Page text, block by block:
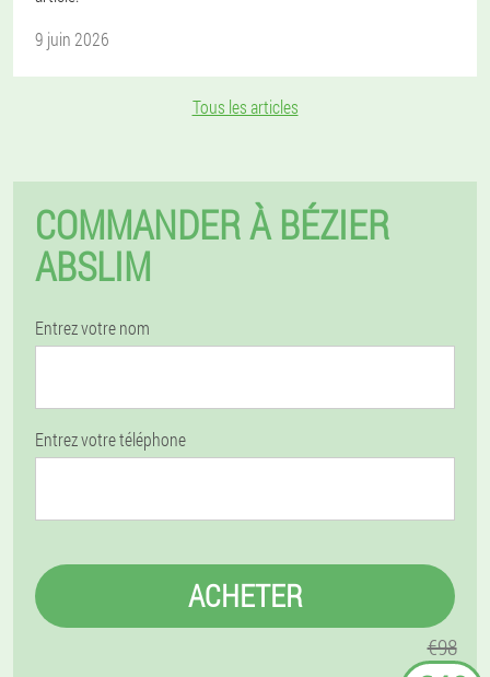
9 juin 2026
Tous les articles
COMMANDER À BÉZIER
ABSLIM
Entrez votre nom
Entrez votre téléphone
ACHETER
€98